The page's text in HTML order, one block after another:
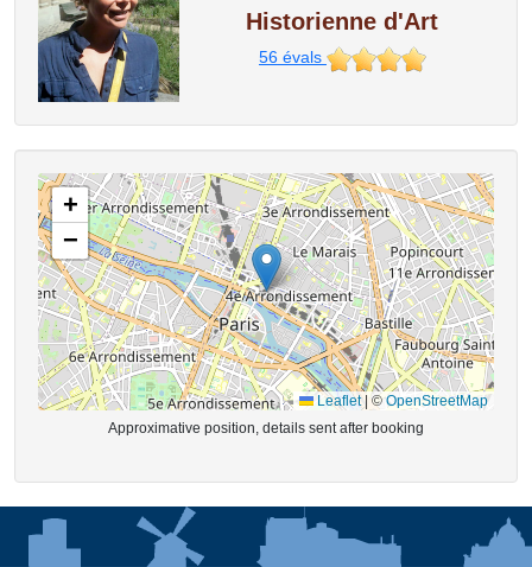
Historienne d'Art
56évals
+
−
Leaflet | ©OpenStreetMap
Approximative position, details sent after booking